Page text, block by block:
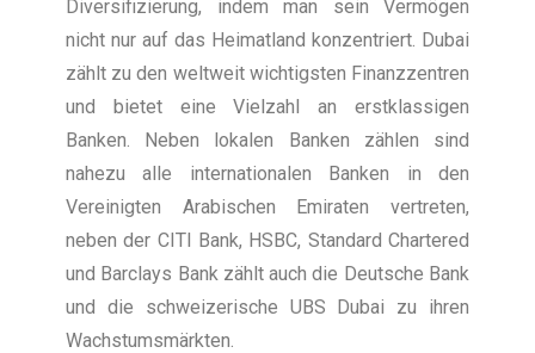
Diversifizierung, indem man sein Vermögen
nicht nur auf das Heimatland konzentriert. Dubai
zählt zu den weltweit wichtigsten Finanzzentren
und bietet eine Vielzahl an erstklassigen
Banken. Neben lokalen Banken zählen sind
nahezu alle internationalen Banken in den
Vereinigten Arabischen Emiraten vertreten,
neben der CITI Bank, HSBC, Standard Chartered
und Barclays Bank zählt auch die Deutsche Bank
und die schweizerische UBS Dubai zu ihren
Wachstumsmärkten.